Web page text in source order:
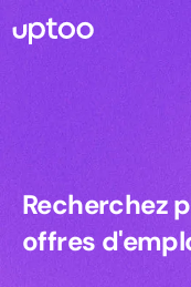
Recherchez
Recherchez
offres